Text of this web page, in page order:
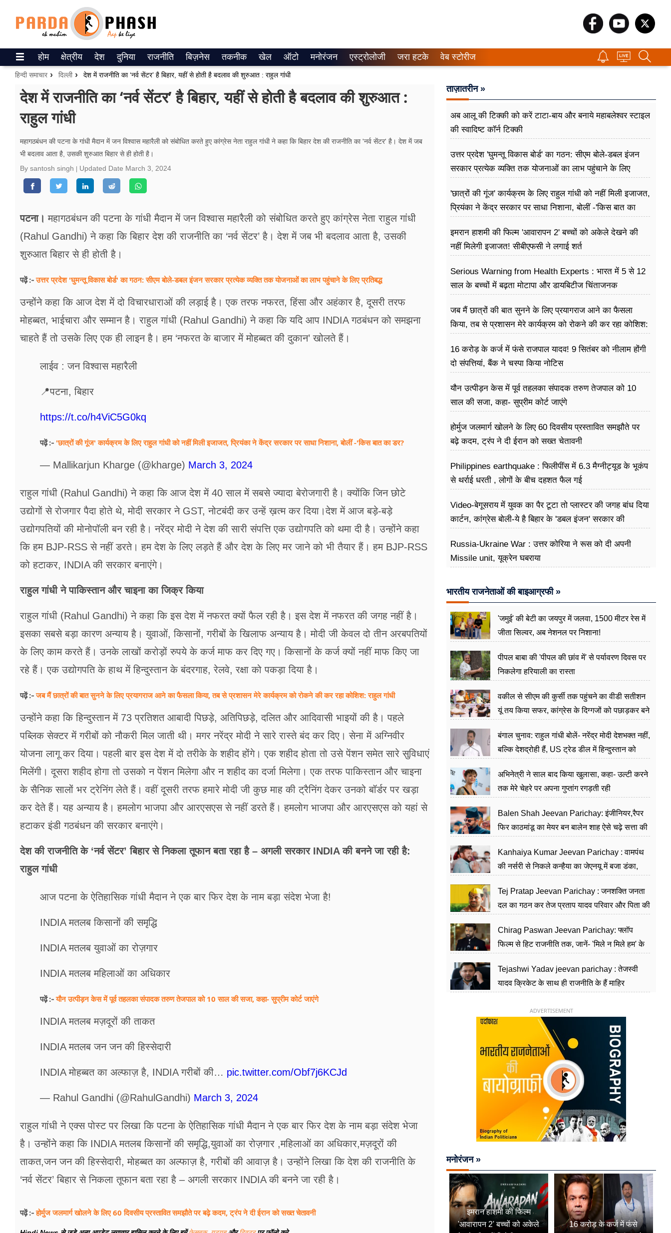
ePaper
वेब स्टोरीज
उत्तर प्रदेश
वीडियो
रिलेशनशिप
सेहत
ब्‍यूटी
जॉब्स
शिक्षा
अन्य खबरें
होम क्षेत्रीय देश दुनिया राजनीति बिज़नेस तकनीक खेल ऑटो मनोरंजन एस्ट्रोलोजी जरा हटके वेब स्टोरीज
हिन्दी समाचार दिल्ली देश में राजनीति का ‘नर्व सेंटर’ है बिहार, यहीं से होती है बदलाव की शुरुआत : राहुल गांधी
देश में राजनीति का ‘नर्व सेंटर’ है बिहार, यहीं से होती है बदलाव की शुरुआत :
राहुल गांधी
महागठबंधन की पटना के गांधी मैदान में जन विश्वास महारैली को संबोधित करते हुए कांग्रेस नेता राहुल गांधी ने कहा कि बिहार देश की राजनीति का 'नर्व सेंटर' है। देश में जब
भी बदलाव आता है, उसकी शुरुआत बिहार से ही होती है।
By santosh singh
Updated Date March 3, 2024
पटना। महागठबंधन की पटना के गांधी मैदान में जन विश्वास महारैली को संबोधित करते हुए कांग्रेस नेता राहुल गांधी
(Rahul Gandhi) ने कहा कि बिहार देश की राजनीति का ‘नर्व सेंटर’ है। देश में जब भी बदलाव आता है, उसकी
शुरुआत बिहार से ही होती है।
पढ़ें :-उत्तर प्रदेश 'घुमन्तू विकास बोर्ड' का गठन: सीएम बोले-डबल इंजन सरकार प्रत्येक व्यक्ति तक योजनाओं का लाभ पहुंचाने के लिए प्रतिबद्ध
उन्होंने कहा कि आज देश में दो विचारधाराओं की लड़ाई है। एक तरफ नफरत, हिंसा और अहंकार है, दूसरी तरफ
मोहब्बत, भाईचारा और सम्मान है। राहुल गांधी (Rahul Gandhi) ने कहा कि यदि आप INDIA गठबंधन को समझना
चाहते हैं तो उसके लिए एक ही लाइन है। हम ‘नफरत के बाजार में मोहब्बत की दुकान’ खोलते हैं।
लाईव : जन विश्वास महारैली
📍पटना, बिहार
https://t.co/h4ViC5G0kq
पढ़ें :- 'छात्रों की गूंज' कार्यक्रम के लिए राहुल गांधी को नहीं मिली इजाजत, प्रियंका ने केंद्र सरकार पर साधा निशाना, बोलीं -'किस बात का डर?
— Mallikarjun Kharge (@kharge) March 3, 2024
राहुल गांधी (Rahul Gandhi) ने कहा कि आज देश में 40 साल में सबसे ज्यादा बेरोजगारी है। क्योंकि जिन छोटे
उद्योगों से रोजगार पैदा होते थे, मोदी सरकार ने GST, नोटबंदी कर उन्हें ख़त्म कर दिया।देश में आज बड़े-बड़े
उद्योगपतियों की मोनोपॉली बन रही है। नरेंद्र मोदी ने देश की सारी संपत्ति एक उद्योगपति को थमा दी है। उन्होंने कहा
कि हम BJP-RSS से नहीं डरते। हम देश के लिए लड़ते हैं और देश के लिए मर जाने को भी तैयार हैं। हम BJP-RSS
को हटाकर, INDIA की सरकार बनाएंगे।
राहुल गांधी ने पाकिस्तान और चाइना का जिक्र किया
राहुल गांधी (Rahul Gandhi) ने कहा कि इस देश में नफरत क्यों फैल रही है। इस देश में नफरत की जगह नहीं है।
इसका सबसे बड़ा कारण अन्याय है। युवाओं, किसानों, गरीबों के खिलाफ अन्याय है। मोदी जी केवल दो तीन अरबपतियों
के लिए काम करते हैं। उनके लाखों करोड़ों रुपये के कर्ज माफ कर दिए गए। किसानों के कर्ज क्यों नहीं माफ किए जा
रहे हैं। एक उद्योगपति के हाथ में हिन्दुस्तान के बंदरगाह, रेलवे, रक्षा को पकड़ा दिया है।
पढ़ें :-जब मैं छात्रों की बात सुनने के लिए प्रयागराज आने का फैसला किया, तब से प्रशासन मेरे कार्यक्रम को रोकने की कर रहा कोशिश: राहुल गांधी
उन्होंने कहा कि हिन्दुस्तान में 73 प्रतिशत आबादी पिछड़े, अतिपिछड़े, दलित और आदिवासी भाइयों की है। पहले
पब्लिक सेक्टर में गरीबों को नौकरी मिल जाती थी। मगर नरेंद्र मोदी ने सारे रास्ते बंद कर दिए। सेना में अग्निवीर
योजना लागू कर दिया। पहली बार इस देश में दो तरीके के शहीद होंगे। एक शहीद होता तो उसे पेंशन समेत सारे सुविधाएं
मिलेंगी। दूसरा शहीद होगा तो उसको न पेंशन मिलेगा और न शहीद का दर्जा मिलेगा। एक तरफ पाकिस्तान और चाइना
के सैनिक सालों भर ट्रेनिंग लेते हैं। वहीं दूसरी तरफ हमारे मोदी जी कुछ माह की ट्रैनिंग देकर उनको बॉर्डर पर खड़ा
कर देते हैं। यह अन्याय है। हमलोग भाजपा और आरएसएस से नहीं डरते हैं। हमलोग भाजपा और आरएसएस को यहां से
हटाकर इंडी गठबंधन की सरकार बनाएंगे।
देश की राजनीति के ‘नर्व सेंटर’ बिहार से निकला तूफान बता रहा है – अगली सरकार INDIA की बनने जा रही है:
राहुल गांधी
आज पटना के ऐतिहासिक गांधी मैदान ने एक बार फिर देश के नाम बड़ा संदेश भेजा है!
INDIA मतलब किसानों की समृद्धि
INDIA मतलब युवाओं का रोज़गार
INDIA मतलब महिलाओं का अधिकार
पढ़ें :-यौन उत्पीड़न केस में पूर्व तहलका संपादक तरुण तेजपाल को 10 साल की सजा, कहा- सुप्रीम कोर्ट जाएंगे
INDIA मतलब मज़दूरों की ताकत
INDIA मतलब जन जन की हिस्सेदारी
INDIA मोहब्बत का अल्फाज़ है, INDIA गरीबों की… pic.twitter.com/Obf7j6KCJd
— Rahul Gandhi (@RahulGandhi) March 3, 2024
राहुल गांधी ने एक्स पोस्ट पर लिखा कि पटना के ऐतिहासिक गांधी मैदान ने एक बार फिर देश के नाम बड़ा संदेश भेजा
है। उन्होंने कहा कि INDIA मतलब किसानों की समृद्धि,युवाओं का रोज़गार ,महिलाओं का अधिकार,मज़दूरों की
ताकत,जन जन की हिस्सेदारी, मोहब्बत का अल्फाज़ है, गरीबों की आवाज़ है। उन्होंने लिखा कि देश की राजनीति के
‘नर्व सेंटर’ बिहार से निकला तूफान बता रहा है – अगली सरकार INDIA की बनने जा रही है।
पढ़ें :-होर्मुज जलमार्ग खोलने के लिए 60 दिवसीय प्रस्तावित समझौते पर बढ़े कदम, ट्रंप ने दी ईरान को सख्त चेतावनी
ताज़ातरीन »
अब आलू की टिक्की को करें टाटा-बाय और बनाये महाबलेश्वर स्टाइल
की स्वादिष्ट कॉर्न टिक्की
उत्तर प्रदेश 'घुमन्तू विकास बोर्ड' का गठन: सीएम बोले-डबल इंजन
सरकार प्रत्येक व्यक्ति तक योजनाओं का लाभ पहुंचाने के लिए
'छात्रों की गूंज' कार्यक्रम के लिए राहुल गांधी को नहीं मिली इजाजत,
प्रियंका ने केंद्र सरकार पर साधा निशाना, बोलीं -'किस बात का
इमरान हाशमी की फिल्म 'आवारापन 2' बच्चों को अकेले देखने की
नहीं मिलेगी इजाजत! सीबीएफसी ने लगाई शर्त
Serious Warning from Health Experts : भारत में 5 से 12
साल के बच्चों में बढ़ता मोटापा और डायबिटीज चिंताजनक
जब मैं छात्रों की बात सुनने के लिए प्रयागराज आने का फैसला
किया, तब से प्रशासन मेरे कार्यक्रम को रोकने की कर रहा कोशिश:
16 करोड़ के कर्ज में फंसे राजपाल यादव! 9 सितंबर को नीलाम होंगी
दो संपत्तियां, बैंक ने चस्पा किया नोटिस
यौन उत्पीड़न केस में पूर्व तहलका संपादक तरुण तेजपाल को 10
साल की सजा, कहा- सुप्रीम कोर्ट जाएंगे
होर्मुज जलमार्ग खोलने के लिए 60 दिवसीय प्रस्तावित समझौते पर
बढ़े कदम, ट्रंप ने दी ईरान को सख्त चेतावनी
Philippines earthquake : फिलीपींस में 6.3 मैग्नीट्यूड के भूकंप
से थर्राई धरती , लोगों के बीच दहशत फैल गई
Video-बेगूसराय में युवक का पैर टूटा तो प्लास्टर की जगह बांध दिया
कार्टन, कांग्रेस बोली-ये है बिहार के 'डबल इंजन' सरकार की
Russia-Ukraine War : उत्तर कोरिया ने रूस को दी अपनी
Missile unit, यूक्रेन घबराया
भारतीय राजनेताओं की बाइआग्रफी »
'जमुई' की बेटी का जयपुर में जलवा, 1500 मीटर रेस में
जीता सिल्वर, अब नेशनल पर निशाना!
पीपल बाबा की 'पीपल की छांव में' से पर्यावरण दिवस पर
निकलेगा हरियाली का रास्ता
वकील से सीएम की कुर्सी तक पहुंचने का वीडी सतीशन
यूं तय किया सफर, कांग्रेस के दिग्गजों को पछाड़कर बने
बंगाल चुनाव: राहुल गांधी बोलें- नरेंद्र मोदी देशभक्त नहीं,
बल्कि देशद्रोही हैं, US ट्रेड डील में हिन्दुस्तान को
अभिनेत्री ने साल बाद किया खुलासा, कहा- उल्टी करने
तक मेरे चेहरे पर अपना गुप्तांग रगड़ती रही
Balen Shah Jeevan Parichay: इंजीनियर,रैपर
फिर काठमांडू का मेयर बन बालेन शाह ऐसे चढ़े सत्ता की
Kanhaiya Kumar Jeevan Parichay : वामपंथ
की नर्सरी से निकले कन्हैया का जेएनयू में बजा डंका,
Tej Pratap Jeevan Parichay : जनशक्ति जनता
दल का गठन कर तेज प्रताप यादव परिवार और पिता की
Chirag Paswan Jeevan Parichay: फ्लॉप
फिल्म से हिट राजनीति तक, जानें- 'मिले न मिले हम' के
Tejashwi Yadav jeevan parichay : तेजस्वी
यादव क्रिकेट के साथ ही राजनीति के हैं माहिर
ADVERTISEMENT
मनोरंजन »
इमरान हाशमी की फिल्म
'आवारापन 2' बच्चों को अकेले
16 करोड़ के कर्ज में फंसे